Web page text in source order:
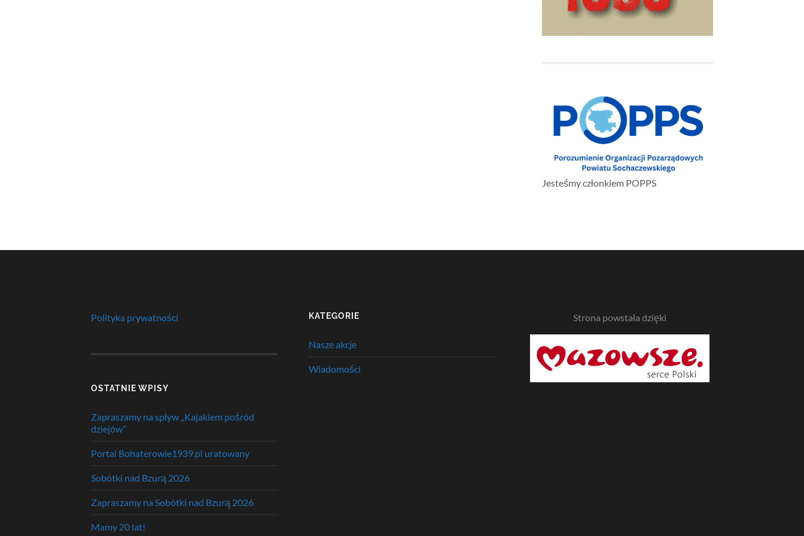
Jesteśmy członkiem POPPS
Polityka prywatności
OSTATNIE WPISY
Zapraszamy na spływ „Kajakiem pośród
dziejów”
Portal Bohaterowie1939.pl uratowany
Sobótki nad Bzurą 2026
Zapraszamy na Sobótki nad Bzurą 2026
Mamy 20 lat!
KATEGORIE
Nasze akcje
Wiadomości
Strona powstała dzięki